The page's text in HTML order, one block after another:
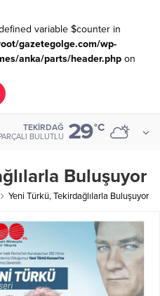
variable $counter in
gazetegolge.com/wp-
anka/parts/header.phpon
TEKIRDAĞ
BULUTLU 29°C
Buluşuyor
Yeni Türkü, Tekirdağlılarla Buluşuyor